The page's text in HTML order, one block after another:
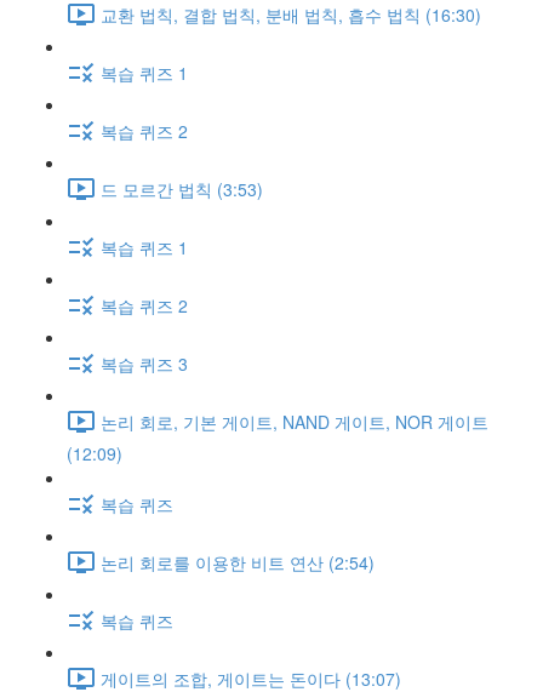
교환 법칙, 결합 법칙, 분배 법칙, 흡수 법칙 (16:30)
복습 퀴즈 1
복습 퀴즈 2
드 모르간 법칙 (3:53)
복습 퀴즈 1
복습 퀴즈 2
복습 퀴즈 3
논리 회로, 기본 게이트, NAND 게이트, NOR 게이트
(12:09)
복습 퀴즈
논리 회로를 이용한 비트 연산 (2:54)
복습 퀴즈
게이트의 조합, 게이트는 돈이다 (13:07)